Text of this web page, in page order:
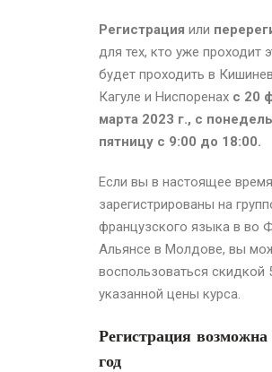
Регистрация или
для тех, кто уже проходит
будет проходить в
Кагуле и Ниспоренах с 20
марта 2023 г., с
пятницу с 9:00 до 18:00.
Если вы в настоящее
зарегистрированы на
французского языка в во
Альянсе в Молдове, вы
воспользоваться скидкой
указанной цены курса.
Регистрация
год